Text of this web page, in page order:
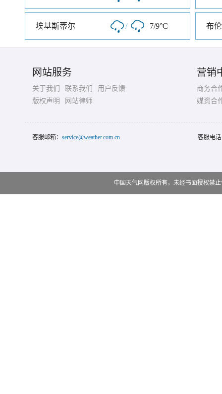
埃基斯蒂尔 / 7/9°C 布
网站服务
关于我们 联系我们
用户反馈
版权声明
网站律师
营销
商务合
媒资合
客服邮箱： service@weather.com.cn 客服电
中国天气网版权所有，未经书面授权